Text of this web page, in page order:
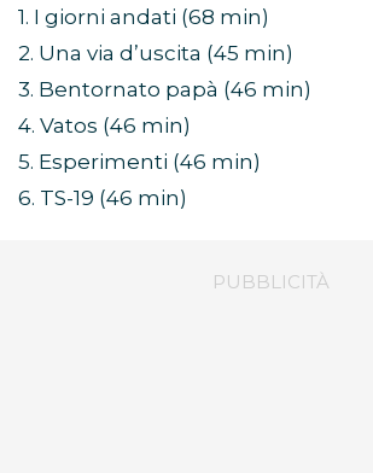
1. I giorni andati (68 min)
2. Una via d’uscita (45 min)
3. Bentornato papà (46 min)
4. Vatos (46 min)
5. Esperimenti (46 min)
6. TS-19 (46 min)